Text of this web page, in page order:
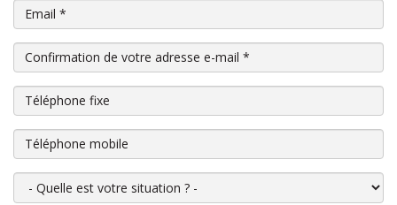
Email*
Confirmation de votre adresse e-mail*
Téléphone fixe
Téléphone mobile
Quelle est votre situation ?